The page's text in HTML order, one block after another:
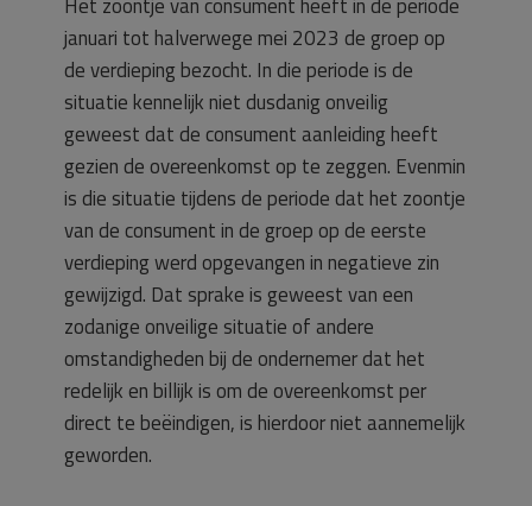
januari tot halverwege mei 2023 de groep op
de verdieping bezocht. In die periode is de
situatie kennelijk niet dusdanig onveilig
geweest dat de consument aanleiding heeft
gezien de overeenkomst op te zeggen. Evenmin
is die situatie tijdens de periode dat het zoontje
van de consument in de groep op de eerste
verdieping werd opgevangen in negatieve zin
gewijzigd. Dat sprake is geweest van een
zodanige onveilige situatie of andere
omstandigheden bij de ondernemer dat het
redelijk en billijk is om de overeenkomst per
direct te beëindigen, is hierdoor niet aannemelijk
geworden.